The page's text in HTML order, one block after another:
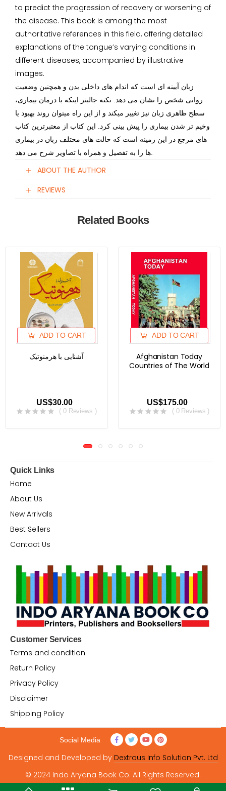
to predict the progression of recovery or worsening of
the disease. This book is among the most
authoritative references in this field, offering detailed
explanations of the tongue’s varying conditions in
different diseases, accompanied by illustrative
images.
زبان آیینه ای است که اندام های داخلی بدن و همچنین وضعیت
روانی شخص را نشان می دهد. نکته جالبتر اینکه با درمان بیماری،
سطح ظاهری زبان نیز تغییر میکند و از این راه میتوان روند بهبود یا
وخیم تر شدن بیماری را پیش بینی کرد. این کتاب از معتبرترین کتاب
های مرجع در این زمینه است که حالت های مختلف زبان در بیماری
ABOUT THE AUTHOR
REVIEWS
Related Books
ADD TO CART
آشنایی با هرمنوتیک
US$30.00
( 0 Reviews )
ADD TO CART
Afghanistan Today
Countries of The World
US$175.00
( 0 Reviews )
Quick Links
Home
About Us
New Arrivals
Best Sellers
Contact Us
Customer Services
Terms and condition
Return Policy
Privacy Policy
Disclaimer
Shipping Policy
© 2024 Indo Aryana Book Co. All Rights Reserved.
Designed and Developed by Dextrous Info Solution Pvt. Ltd
Social Media